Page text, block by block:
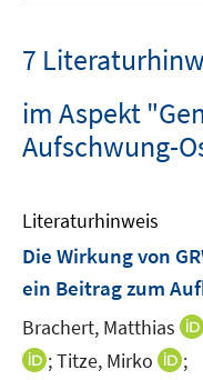
7
im Aspekt
Aufschwung-
Literaturhinweis
Die Wirkung von
ein Beitrag zum
Brachert, Matthias
I;Titze, Mirko
I;